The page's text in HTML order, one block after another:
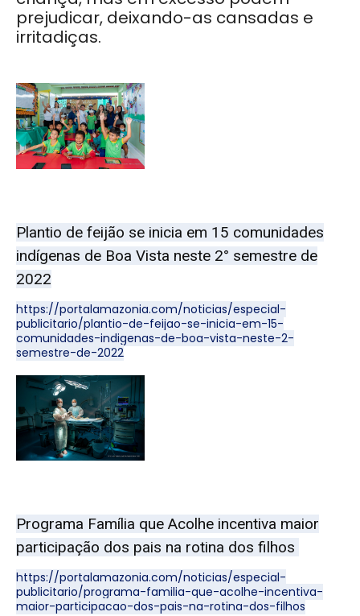
prejudicar, deixando-as cansadas e
irritadiças.
Plantio de feijão se inicia em 15 comunidades
indígenas de Boa Vista neste 2° semestre de
2022
https://portalamazonia.com/noticias/especial-
publicitario/plantio-de-feijao-se-inicia-em-15-
comunidades-indigenas-de-boa-vista-neste-2-
semestre-de-2022
Programa Família que Acolhe incentiva maior
participação dos pais na rotina dos filhos
https://portalamazonia.com/noticias/especial-
publicitario/programa-familia-que-acolhe-incentiva-
maior-participacao-dos-pais-na-rotina-dos-filhos